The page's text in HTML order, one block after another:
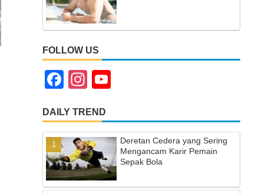
FOLLOW US
F
c
e
b
o
In
a
gr
a
m
u
T
u
b
DAILY TREND
Deretan Cedera yang Sering
Mengancam Karir Pemain
Sepak Bola